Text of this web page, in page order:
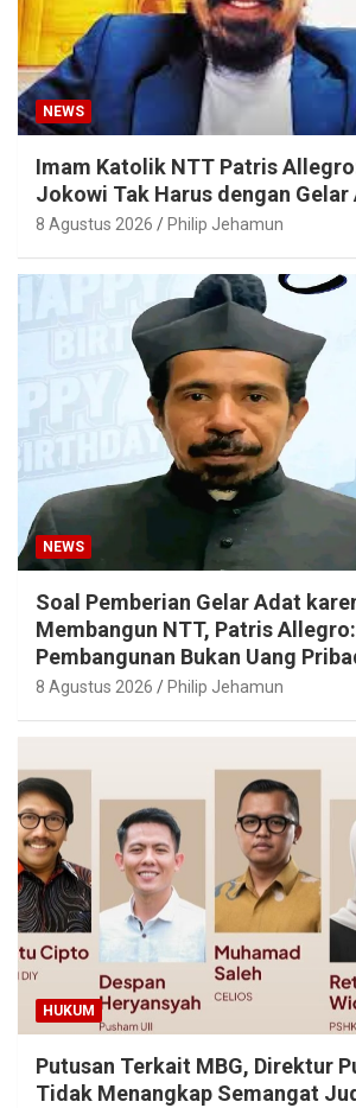
NEWS
Imam Katolik NTT Patris
Jokowi Tak Harus dengan Gelar
8 Agustus 2026 Philip Jehamun
NEWS
Soal Pemberian Gelar Adat
Membangun NTT, Patris
Pembangunan Bukan Uang
8 Agustus 2026 Philip Jehamun
HUKUM
Putusan Terkait MBG, Direktur
Tidak Menangkap Semangat